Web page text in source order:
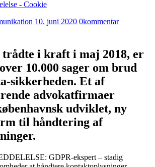
10. juni 2020 0kommentar
trådte i kraft i maj 2018, er
10.000 sager om brud
sikkerheden. Et af
advokatfirmaer
udviklet, ny
til håndtering af